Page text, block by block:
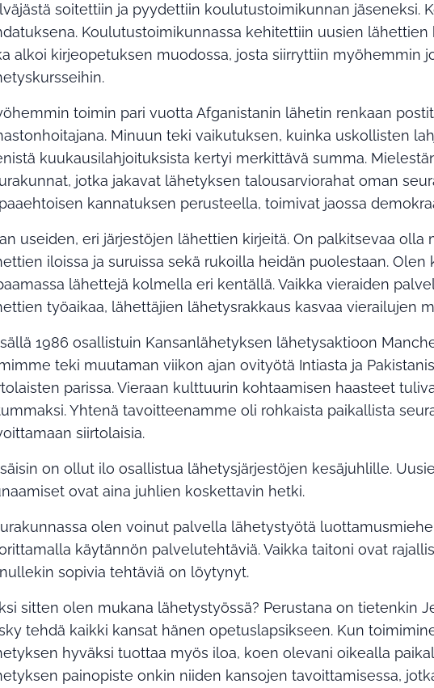
soitettiin ja pyydettiin koulutustoimikunnan jäseneksi.
Koulutustoimikunnassa kehitettiin uusien lähettien
alkoi kirjeopetuksen muodossa, josta siirryttiin myöhemmin
toimin pari vuotta Afganistanin lähetin renkaan
Minuun teki vaikutuksen, kuinka uskollisten
kuukausilahjoituksista kertyi merkittävä summa.
jotka jakavat lähetyksen talousarviorahat oman
kannatuksen perusteella, toimivat jaossa
useiden, eri järjestöjen lähettien kirjeitä. On palkitsevaa olla
iloissa ja suruissa sekä rukoilla heidän puolestaan. Olen
lähettejä kolmella eri kentällä. Vaikka vieraiden
työaikaa, lähettäjien lähetysrakkaus kasvaa vierailujen
1986 osallistuin Kansanlähetyksen lähetysaktioon
teki muutaman viikon ajan ovityötä Intiasta ja
parissa. Vieraan kulttuurin kohtaamisen haasteet
Yhtenä tavoitteenamme oli rohkaista paikallista
siirtolaisia.
on ollut ilo osallistua lähetysjärjestöjen kesäjuhlille.
ovat aina juhlien koskettavin hetki.
olen voinut palvella lähetystyötä
käytännön palvelutehtäviä. Vaikka taitoni ovat
sopivia tehtäviä on löytynyt.
sitten olen mukana lähetystyössä? Perustana on tietenkin
tehdä kaikki kansat hänen opetuslapsikseen. Kun
hyväksi tuottaa myös iloa, koen olevani oikealla
painopiste onkin niiden kansojen tavoittamisessa,